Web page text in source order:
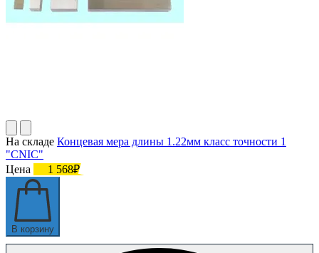
На складе Концевая мера длины 1.22мм класс точности 1
"CNIC"
Цена
1 568₽
В корзину